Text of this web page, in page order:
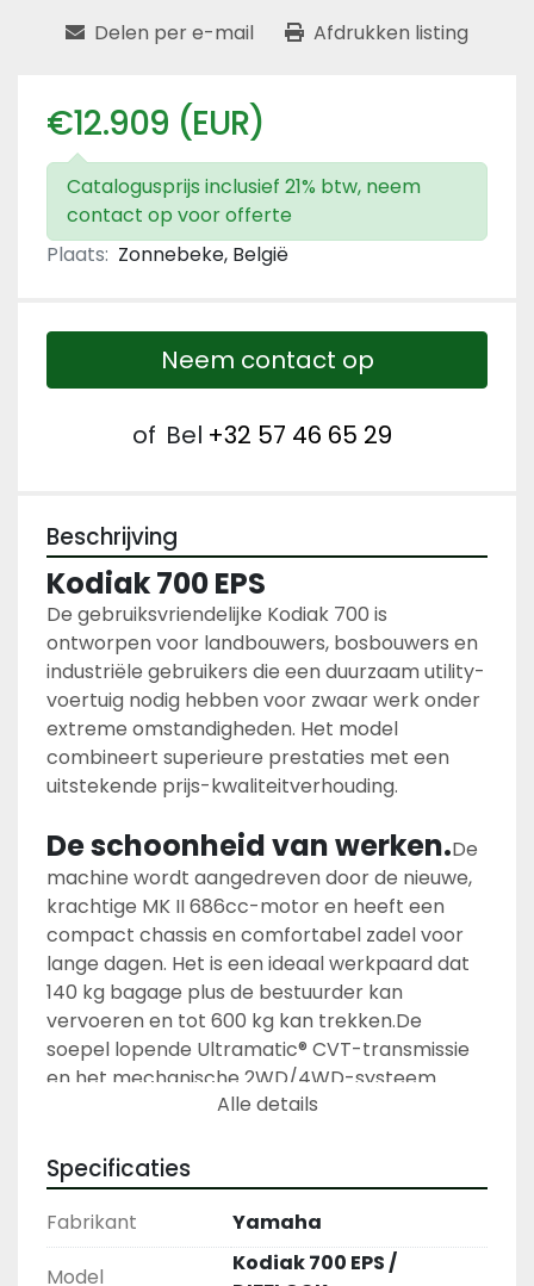
Delen per e-mail Afdrukken listing
€12.909 (EUR)
Catalogusprijs inclusief 21% btw, neem
contact op voor offerte
Plaats: Zonnebeke, België
Neem contact op
of Bel +32 57 46 65 29
Beschrijving
Kodiak 700 EPS
De gebruiksvriendelijke Kodiak 700 is
ontworpen voor landbouwers, bosbouwers en
industriële gebruikers die een duurzaam utility-
voertuig nodig hebben voor zwaar werk onder
extreme omstandigheden. Het model
combineert superieure prestaties met een
uitstekende prijs-kwaliteitverhouding.
De schoonheid van werken.De
machine wordt aangedreven door de nieuwe,
krachtige MK II 686cc-motor en heeft een
compact chassis en comfortabel zadel voor
lange dagen. Het is een ideaal werkpaard dat
140 kg bagage plus de bestuurder kan
vervoeren en tot 600 kg kan trekken.De
soepel lopende Ultramatic® CVT-transmissie
en het mechanische 2WD/4WD-systeem
maken deze ATV ideaal voor slepen en de hele
Alle details
Specificaties
Fabrikant
Yamaha
Model
Kodiak 700 EPS /